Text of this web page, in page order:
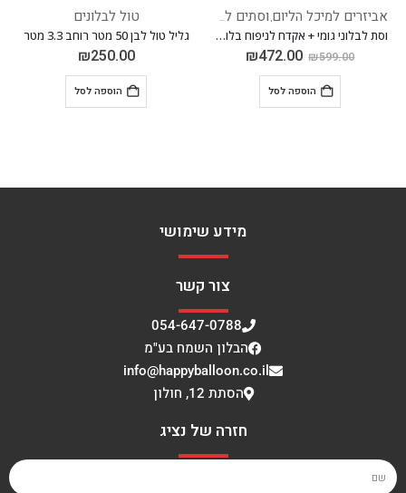
אביזרים למיכל הליום, וסתים למיכלי הליום
וסת לבלוני גומי + אקדח לניפוח בלוני מיילר
₪599.00
₪472.00
הוספה לסל
טול לבלונים
גליל טול לבן 50 מטר רוחב 3.3 מטר
₪250.00
הוספה לסל
מידע שימושי
צור קשר
054-647-0788
הבלון השמח בע"מ
info@happyballoon.co.il
הסתת 12, חולון
חזרה של נציג